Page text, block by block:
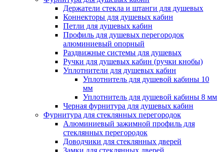
Держатели стекла и штанги для душевых
Коннекторы для душевых кабин
Петли для душевых кабин
Профиль для душевых перегородок
алюминиевый опорный
Раздвижные сиcтемы для душевых
Ручки для душевых кабин (ручки кнобы)
Уплотнители для душевых кабин
Уплотнитель для душевой кабины 10
мм
Уплотнитель для душевой кабины 8 мм
Черная фурнитура для душевых кабин
Фурнитура для стеклянных перегородок
Алюминиевый зажимной профиль для
стеклянных перегородок
Доводчики для стеклянных дверей
Замки для стеклянных дверей